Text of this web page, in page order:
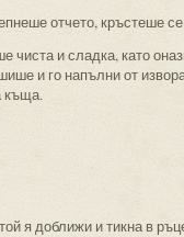
отчето, кръстеше
чиста и сладка, като
и го напълни от
къща.
я доближи и тикна в